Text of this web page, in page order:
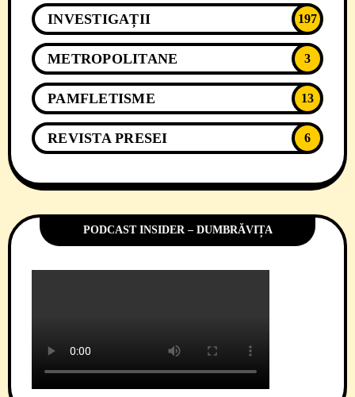
INVESTIGAȚII 197
METROPOLITANE 3
PAMFLETISME 13
REVISTA PRESEI 6
PODCAST INSIDER – DUMBRĂVIȚA